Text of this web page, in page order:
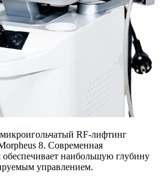
RF-лифтинг
8. Современная
наибольшую глубину
управлением.